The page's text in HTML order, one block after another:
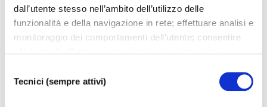
dall’utente stesso nell’ambito dell’utilizzo delle
funzionalità e della navigazione in rete; effettuare analisi e
monitoraggio dei comportamenti dell’utente; consentire
TUTTI”, l’utente acconsente all’uso di tutti i cookie non
tecnici, inclusi quindi quelli di profilazione, analitici e
delTecnici (sempre attivi)
Attestazione dell’OIV o di altra struttura analoga
nell’assolvimento degli obblighi di pubblicazione